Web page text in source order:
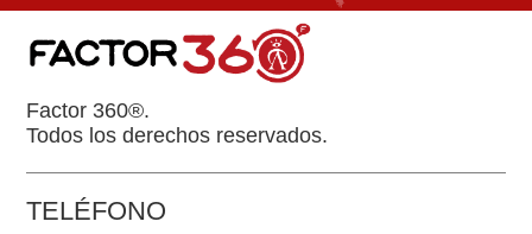
TELÉFONO
Factor 360®.
Todos los derechos reservados.